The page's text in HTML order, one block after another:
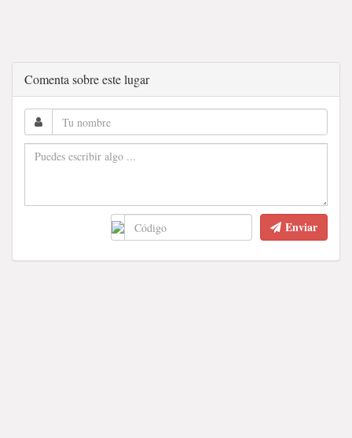
Comenta sobre este lugar
Enviar